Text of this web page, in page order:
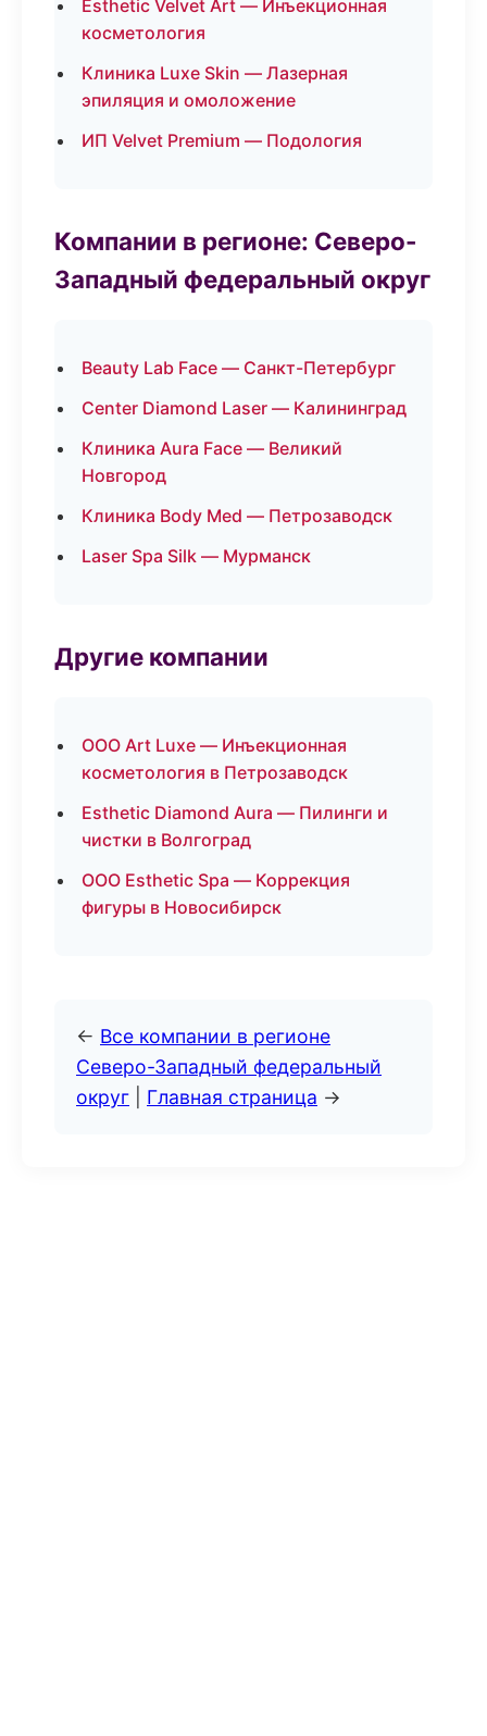
Esthetic Velvet Art — Инъекционная
косметология
Клиника Luxe Skin — Лазерная
эпиляция и омоложение
ИП Velvet Premium — Подология
Компании в регионе: Северо-
Западный федеральный округ
Beauty Lab Face — Санкт-Петербург
Center Diamond Laser — Калининград
Клиника Aura Face — Великий
Новгород
Клиника Body Med — Петрозаводск
Laser Spa Silk — Мурманск
Другие компании
ООО Art Luxe — Инъекционная
косметология в Петрозаводск
Esthetic Diamond Aura — Пилинги и
чистки в Волгоград
ООО Esthetic Spa — Коррекция
фигуры в Новосибирск
← Все компании в регионе
Северо-Западный федеральный
округ
Главная страница →